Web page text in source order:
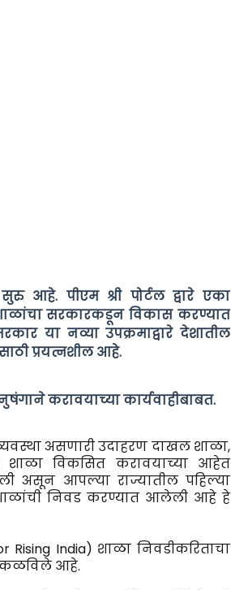
आहे. पीएम श्री पोर्टल द्वारे एका
सरकारकडून विकास करण्यात
या नव्या उपक्रमाद्वारे देशातील
प्रयत्नशील आहे.
करावयाच्या कार्यवाहीबाबत.
असणारी उदाहरण दाखल शाळा,
शाळा विकसित करावयाच्या आहेत
असून आपल्या राज्यातील पहिल्या
शाळांची निवड करण्यात आलेली आहे हे
Rising India) शाळा निवडीकरिताचा
कळविले आहे.